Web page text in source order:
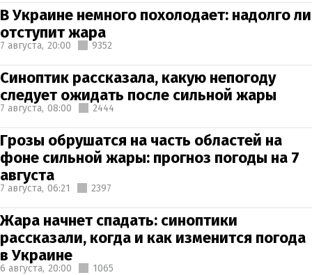
В Украине немного похолодает: надолго ли
отступит жара
7 августа, 20:00 9352
Синоптик рассказала, какую непогоду
следует ожидать после сильной жары
7 августа, 08:00 2444
Грозы обрушатся на часть областей на
фоне сильной жары: прогноз погоды на 7
августа
7 августа, 06:21 2397
Жара начнет спадать: синоптики
рассказали, когда и как изменится погода
в Украине
6 августа, 20:00 1065